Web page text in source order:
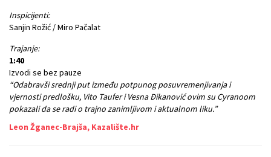
Inspicijenti:
Sanjin Rožić / Miro Pačalat
Trajanje:
1:40
Izvodi se bez pauze
“Odabravši srednji put između potpunog posuvremenjivanja i
vjernosti predlošku, Vito Taufer i Vesna Đikanović ovim su Cyranoom
pokazali da se radi o trajno zanimljivom i aktualnom liku.”
Leon Žganec-Brajša, Kazalište.hr